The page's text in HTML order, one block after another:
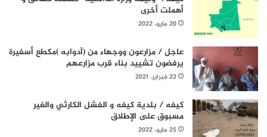
أهملت أخرى
20 مايو، 2022
عاجل / مزارعون ووجهاء من (آدوابه )مكطع أسفيرة
يرفضون تشييد بناء قرب مزارعهم
23 فبراير، 2021
كيفه / بلدية كيفه و الفشل الكارثي والغير
مسبوق على الإطلاق
25 مايو، 2022